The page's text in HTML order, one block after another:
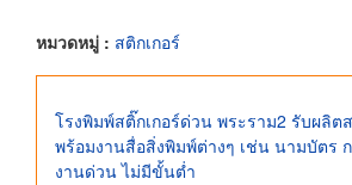
หมวดหมู่ : สติกเกอร์
โรงพิมพ์สติ๊กเกอร์ด่วน พระราม2 รับผลิต
พร้อมงานสื่อสิ่งพิมพ์ต่างๆ เช่น นามบัตร
งานด่วน ไม่มีขั้นต่ำ